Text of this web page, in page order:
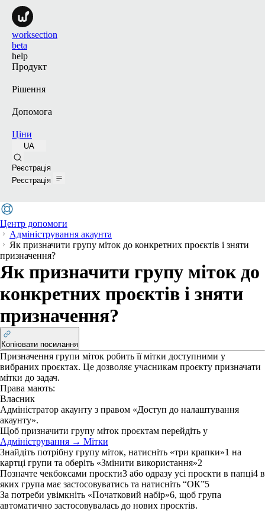
worksection
beta
help
Продукт
Рішення
Допомога
Ціни
UA
Реєстрація
Реєстрація
Центр допомоги
Адміністрування акаунта
Як призначити групу міток до конкретних проєктів і зняти
призначення?
Як призначити групу міток до
конкретних проєктів і зняти
призначення?
Копіювати посилання
Призначення групи міток робить її мітки доступними у
вибраних проєктах. Це дозволяє учасникам проєкту призначати
мітки до задач.
Права мають:
Власник
Адміністратор акаунту з правом «Доступ до налаштування
акаунту».
Щоб призначити групу міток проєктам перейдіть у
Адміністрування → Мітки
Знайдіть потрібну групу міток, натисніть «три крапки»1 на
картці групи та оберіть «Змінити використання»2
Позначте чекбоксами проєкти3 або одразу усі проєкти в папці4 в
яких група має застосовуватись та натисніть “ОК”5
За потреби увімкніть «Початковий набір»6, щоб група
автоматично застосовувалась до нових проєктів.